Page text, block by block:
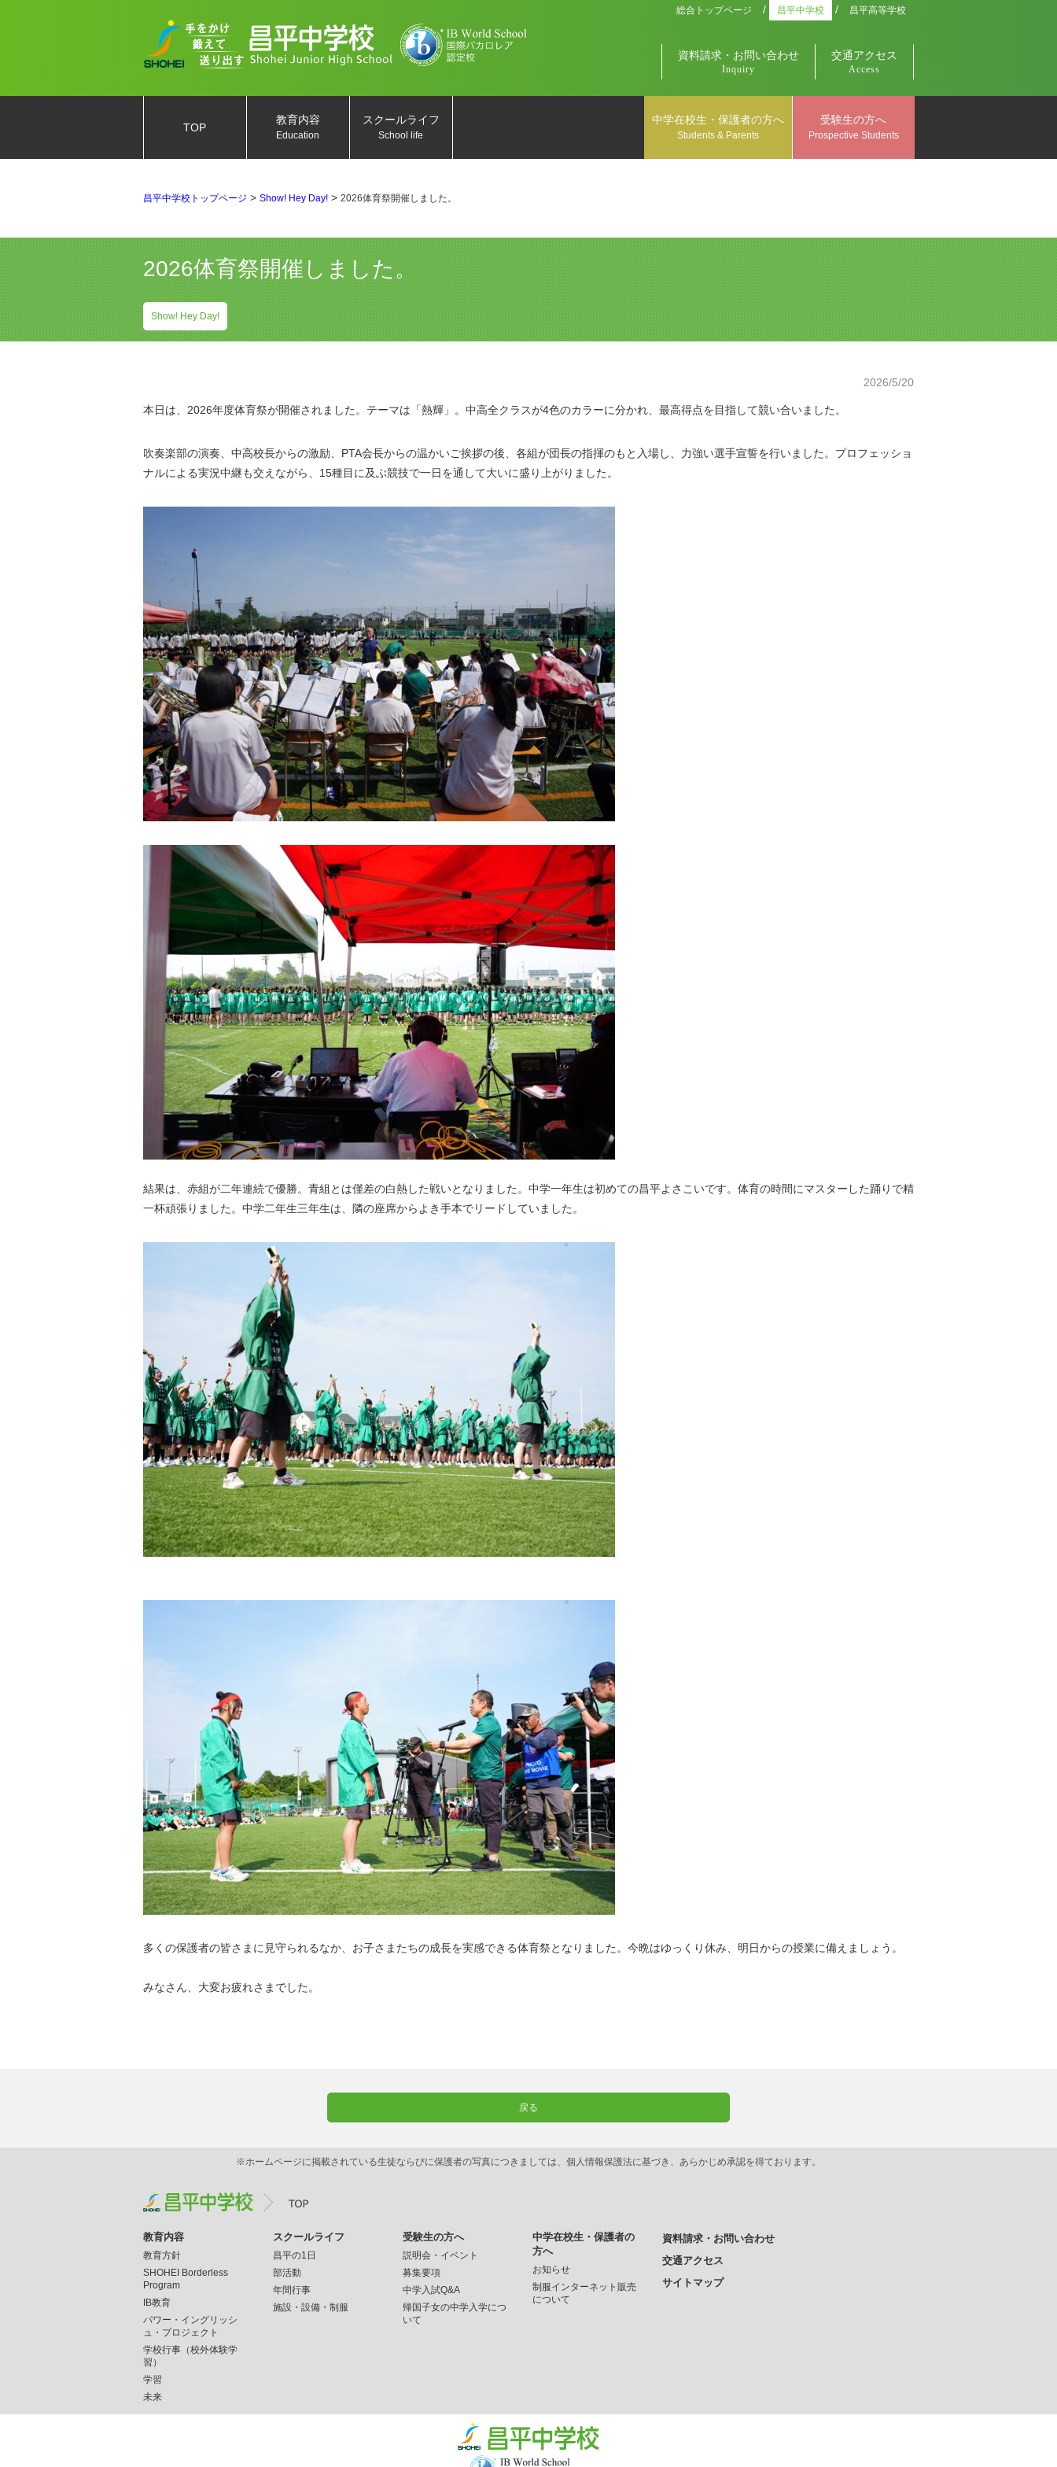
総合トップページ / 昌平中学校 / 昌平高等学校
資料請求・お問い合わせ
Inquiry
交通アクセス
Access
TOP
教育内容
Education
スクールライフ
School life
受験生の方へ
Prospective Students
中学在校生・保護者の方へ
Students & Parents
昌平中学校トップページ > Show! Hey Day! > 2026体育祭開催しました。
2026体育祭開催しました。
Show! Hey Day!
2026/5/20
本日は、2026年度体育祭が開催されました。テーマは「熱輝」。中高全クラスが4色のカラーに分かれ、最高得点を目指して競い合いました。
吹奏楽部の演奏、中高校長からの激励、PTA会長からの温かいご挨拶の後、各組が団長の指揮のもと入場し、力強い選手宣誓を行いました。プロフェッショ
ナルによる実況中継も交えながら、15種目に及ぶ競技で一日を通して大いに盛り上がりました。
結果は、赤組が二年連続で優勝。青組とは僅差の白熱した戦いとなりました。中学一年生は初めての昌平よさこいです。体育の時間にマスターした踊りで精
一杯頑張りました。中学二年生三年生は、隣の座席からよき手本でリードしていました。
多くの保護者の皆さまに見守られるなか、お子さまたちの成長を実感できる体育祭となりました。今晩はゆっくり休み、明日からの授業に備えましょう。
みなさん、大変お疲れさまでした。
戻る
※ホームページに掲載されている生徒ならびに保護者の写真につきましては、個人情報保護法に基づき、あらかじめ承認を得ております。
教育内容
教育方針
SHOHEI Borderless
Program
IB教育
パワー・イングリッシ
ュ・プロジェクト
学校行事（校外体験学
習）
学習
未来
スクールライフ
昌平の1日
部活動
年間行事
施設・設備・制服
受験生の方へ
説明会・イベント
募集要項
中学入試Q&A
帰国子女の中学入学につ
いて
中学在校生・保護者の
方へ
お知らせ
制服インターネット販売
について
資料請求・お問い合わせ
交通アクセス
サイトマップ